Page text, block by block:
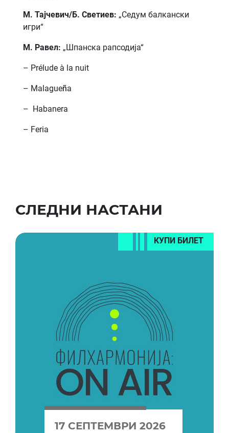
М. Тајчевич/Б. Светиев: „Седум балкански
игри“
М. Равел: „Шпанска рапсодија“
– Prélude à la nuit
– Malagueña
– Habanera
– Feria
СЛЕДНИ НАСТАНИ
КУПИ БИЛЕТ
17 СЕПТЕМВРИ 2026